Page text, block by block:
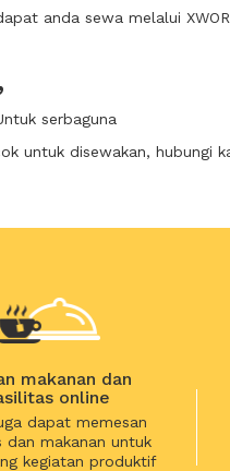
anda sewa melalui
serbaguna
untuk disewakan, hubungi
makanan dan
online
dapat memesan
dan makanan untuk
kegiatan produktif